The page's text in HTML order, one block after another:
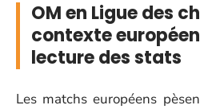
OM en Ligue des
contexte
lecture des stats
Les matchs européens